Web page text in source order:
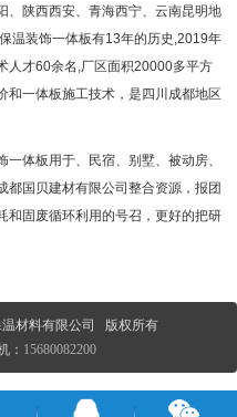
、陕西西安、青海西宁、云南昆明地
温装饰一体板有13年的历史,2019年
人才60余名,厂区面积20000多平方
和一体板施工技术，是四川成都地区
一体板用于、民宿、别墅、被动房、
都国贝建材有限公司整合资源，报团
和固废循环利用的号召，更好的把研
温材料有限公司 版权所有
： 15680082200